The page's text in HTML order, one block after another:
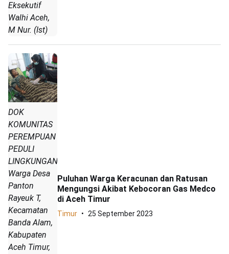
Eksekutif
Walhi Aceh,
M Nur. (Ist)
DOK
KOMUNITAS
PEREMPUAN
PEDULI
LINGKUNGAN
Warga Desa
Panton
Rayeuk T,
Kecamatan
Banda Alam,
Kabupaten
Aceh Timur,
Puluhan Warga Keracunan dan Ratusan
Mengungsi Akibat Kebocoran Gas Medco
di Aceh Timur
Timur 25 September 2023